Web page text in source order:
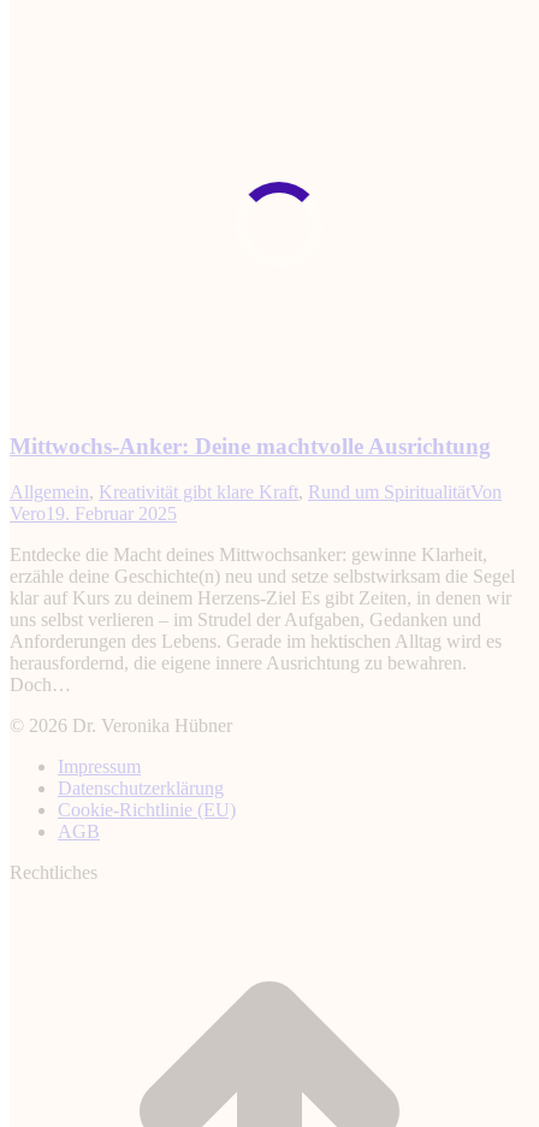
Mittwochs-Anker: Deine machtvolle Ausrichtung
Allgemein, Kreativität gibt klare Kraft, Rund um SpiritualitätVon
Vero19. Februar 2025
Entdecke die Macht deines Mittwochsanker: gewinne Klarheit,
erzähle deine Geschichte(n) neu und setze selbstwirksam die Segel
klar auf Kurs zu deinem Herzens-Ziel Es gibt Zeiten, in denen wir
uns selbst verlieren – im Strudel der Aufgaben, Gedanken und
Anforderungen des Lebens. Gerade im hektischen Alltag wird es
herausfordernd, die eigene innere Ausrichtung zu bewahren.
Doch…
© 2026 Dr. Veronika Hübner
Impressum
Datenschutz­erklärung
Cookie-Richtlinie (EU)
AGB
Rechtliches